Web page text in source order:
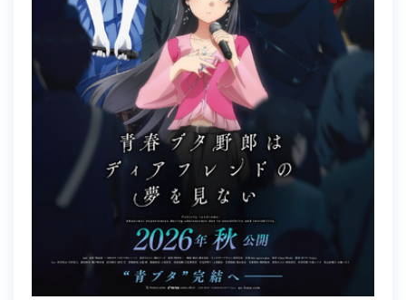
News
Movie
Introduction
Staff・Cast
Character
Ticket